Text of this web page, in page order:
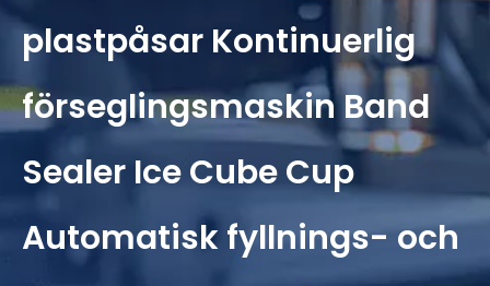
plastpåsar Kontinuerlig
förseglingsmaskin Band
Sealer Ice Cube Cup
Automatisk fyllnings- och